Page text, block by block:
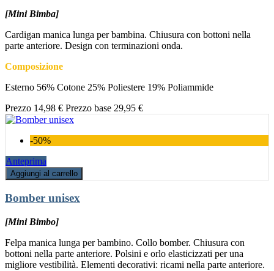
[Mini Bimba]
Cardigan manica lunga per bambina. Chiusura con bottoni nella
parte anteriore. Design con terminazioni onda.
Composizione
Esterno 56% Cotone 25% Poliestere 19% Poliammide
Prezzo 14,98 € Prezzo base 29,95 €
-50%
Anteprima
Aggiungi al carrello
Bomber unisex
[Mini Bimbo]
Felpa manica lunga per bambino. Collo bomber. Chiusura con
bottoni nella parte anteriore. Polsini e orlo elasticizzati per una
migliore vestibilità. Elementi decorativi: ricami nella parte anteriore.